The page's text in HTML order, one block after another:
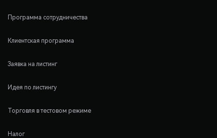
Программа сотрудничества
Клиентская программа
Заявка на листинг
Идея по листингу
Торговля в тестовом режиме
Налог